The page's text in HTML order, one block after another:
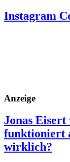
Instagram
Anzeige
Jonas
funktioniert
wirklich?